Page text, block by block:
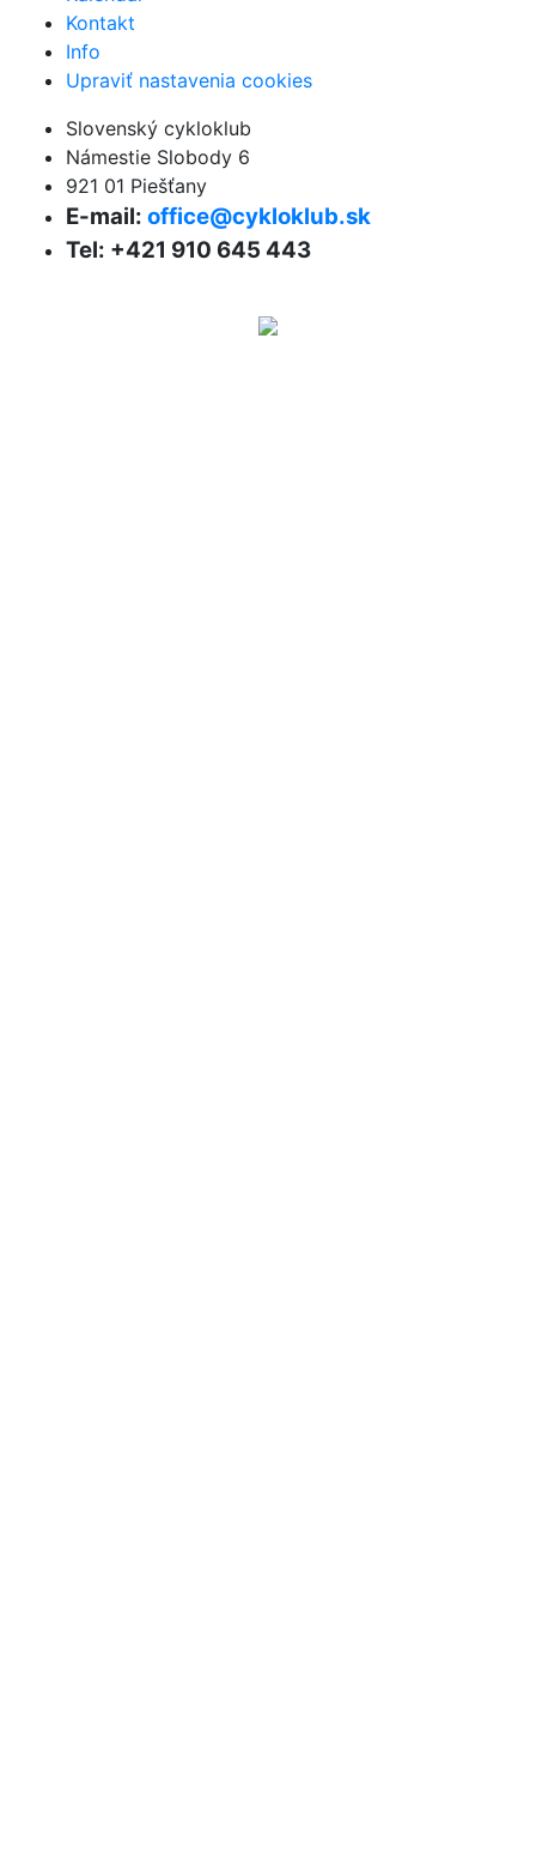
Kontakt
Info
Upraviť nastavenia cookies
Slovenský cykloklub
Námestie Slobody 6
921 01 Piešťany
E-mail: office@cykloklub.sk
Tel: +421 910 645 443